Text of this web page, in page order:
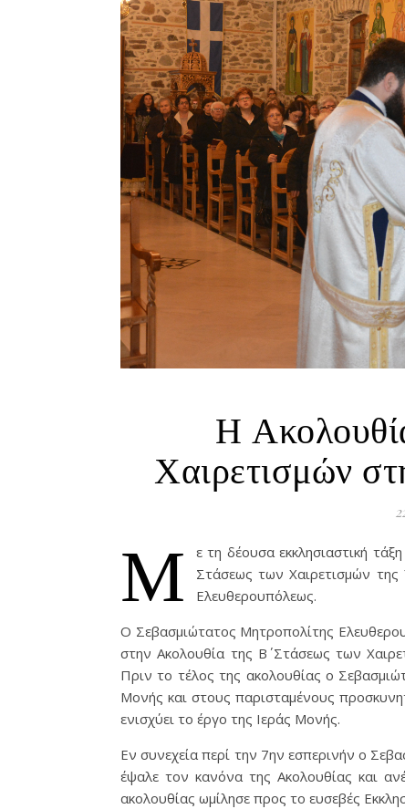
Η
Χαιρετισμών
Μ
ε τη δέουσα εκκλησιαστική
Στάσεως των Χαιρετισμών
Ελευθερουπόλεως.
Ο Σεβασμιώτατος Μητροπολίτης
στην Ακολουθία της Β΄ Στάσεως των
Πριν το τέλος της ακολουθίας ο
Μονής και στους παρισταμένους
ενισχύει το έργο της Ιεράς Μονής.
Εν συνεχεία περί την 7ην εσπερινήν ο
έψαλε τον κανόνα της Ακολουθίας και
ακολουθίας ωμίλησε προς το ευσεβές